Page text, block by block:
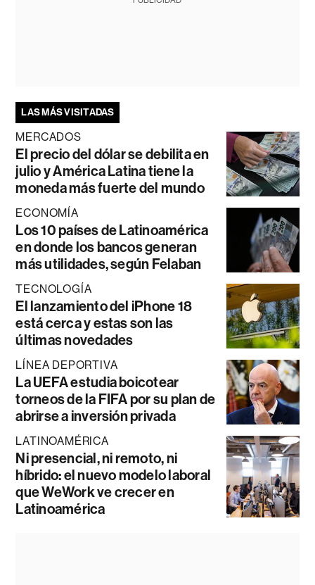
LAS MÁS VISITADAS
MERCADOS
El precio del dólar se debilita en
julio y América Latina tiene la
moneda más fuerte del mundo
ECONOMÍA
Los 10 países de Latinoamérica
en donde los bancos generan
más utilidades, según Felaban
TECNOLOGÍA
El lanzamiento del iPhone 18
está cerca y estas son las
últimas novedades
LÍNEA DEPORTIVA
La UEFA estudia boicotear
torneos de la FIFA por su plan de
abrirse a inversión privada
LATINOAMÉRICA
Ni presencial, ni remoto, ni
híbrido: el nuevo modelo laboral
que WeWork ve crecer en
Latinoamérica